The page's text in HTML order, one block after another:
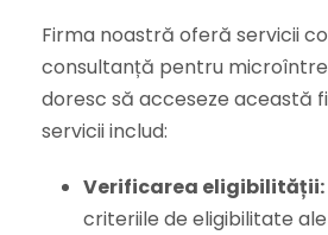
Firma noastră oferă servicii
consultanță pentru
doresc să acceseze această
servicii includ:
Verificarea eligibilității:
criteriile de eligibilitate